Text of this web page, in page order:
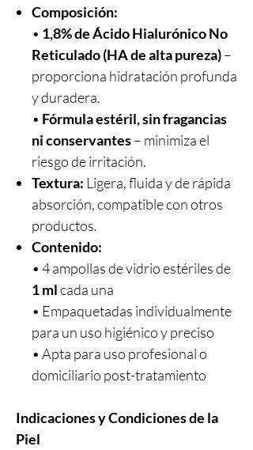
Composición:
• 1,8% de Ácido Hialurónico No
Reticulado (HA de alta pureza)–
proporciona hidratación profunda
y duradera.
• Fórmula estéril, sin fragancias
ni conservantes– minimiza el
riesgo de irritación.
Textura: Ligera, fluida y de rápida
absorción, compatible con otros
productos.
Contenido:
• 4 ampollas de vidrio estériles de
1 mlcada una
• Empaquetadas individualmente
para un uso higiénico y preciso
• Apta para uso profesional o
domiciliario post-tratamiento
Indicaciones y Condiciones de la
Piel